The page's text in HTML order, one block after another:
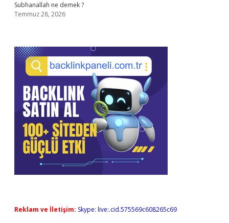
Subhanallah ne demek ?
Temmuz 28, 2026
Reklam ve İletişim: Skype: live:.cid.575569c608265c69